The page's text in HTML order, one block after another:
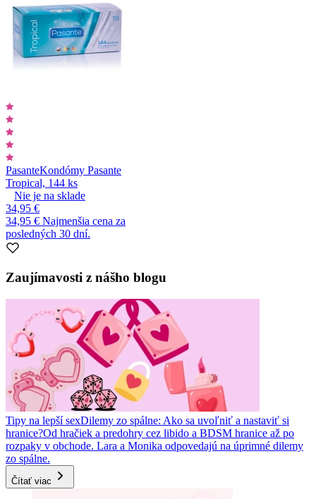
PasanteKondómy Pasante
Tropical, 144 ks
Nie je na sklade
34,95 €
34,95 € Najmenšia cena za
posledných 30 dní.
Zaujímavosti z nášho blogu
Tipy na lepší sexDilemy zo spálne: Ako sa uvoľniť a nastaviť si
hranice?Od hračiek a predohry cez libido a BDSM hranice až po
rozpaky v obchode. Lara a Monika odpovedajú na úprimné dilemy
zo spálne.
Čítať viac